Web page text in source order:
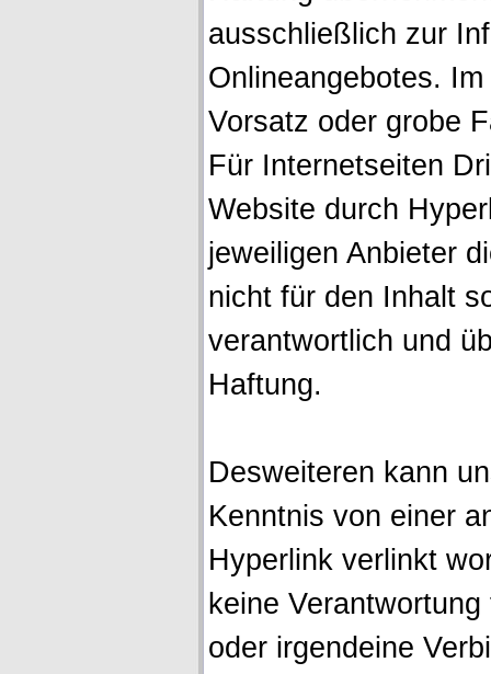
ausschließlich zur
Onlineangebotes.
Vorsatz oder grobe
Für Internetseiten
Website durch
jeweiligen Anbieter
nicht für den Inhalt
verantwortlich und
Haftung.
Desweiteren kann
Kenntnis von einer
Hyperlink verlinkt
keine
oder irgendeine